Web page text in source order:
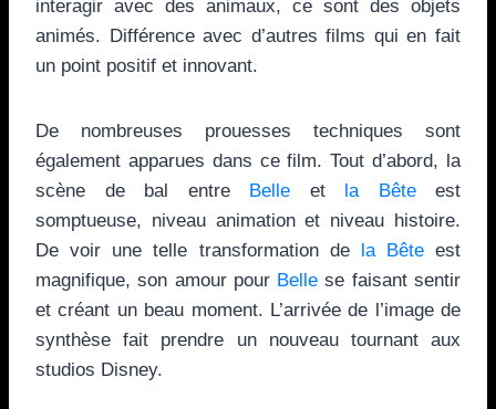
interagir avec des animaux, ce sont des objets
animés. Différence avec d’autres films qui en fait
un point positif et innovant.
De nombreuses prouesses techniques sont
également apparues dans ce film. Tout d’abord, la
scène de bal entre Belle et la Bêteest
somptueuse, niveau animation et niveau histoire.
De voir une telle transformation de la Bêteest
magnifique, son amour pour Belle se faisant sentir
et créant un beau moment. L’arrivée de l’image de
synthèse fait prendre un nouveau tournant aux
studios Disney.